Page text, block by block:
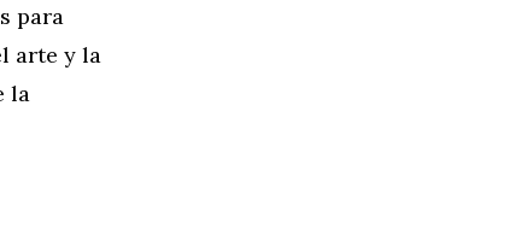
para
arte y la
la